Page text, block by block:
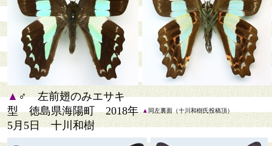
▲♂ 左前翅のみエサキ
型 徳島県海陽町 2018年
5月5日 十川和樹
▲ 同左裏面（十川和樹氏投稿頂）